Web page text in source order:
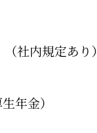
規定あり）
年金）